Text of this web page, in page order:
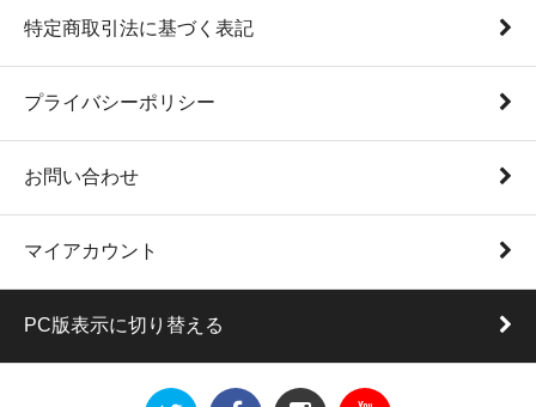
特定商取引法に基づく表記
プライバシーポリシー
お問い合わせ
マイアカウント
PC版表示に切り替える